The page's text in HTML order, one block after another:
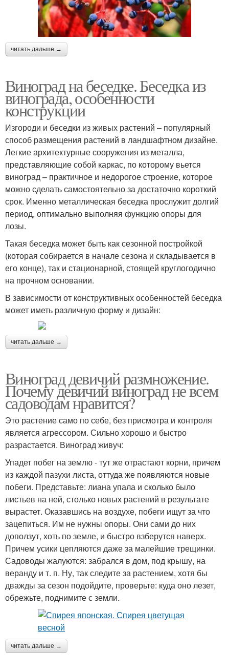
читать дальше →
Виноград на беседке. Беседка из
винограда, особенности
конструкции
Изгороди и беседки из живых растений – популярный
способ размещения растений в ландшафтном дизайне.
Легкие архитектурные сооружения из металла,
представляющие собой каркас, по которому вьется
виноград – практичное и недорогое строение, которое
можно сделать самостоятельно за достаточно короткий
срок. Именно металлическая беседка прослужит долгий
период, оптимально выполняя функцию опоры для
лозы.
Такая беседка может быть как сезонной постройкой
(которая собирается в начале сезона и складывается в
его конце), так и стационарной, стоящей круглогодично
на прочном основании.
В зависимости от конструктивных особенностей беседка
может иметь различную форму и дизайн:
читать дальше →
Виноград девичий размножение.
Почему девичий виноград не всем
садоводам нравится?
Это растение само по себе, без присмотра и контроля
является агрессором. Сильно хорошо и быстро
разрастается. Виноград живуч:
Упадет побег на землю - тут же отрастают корни, причем
из каждой пазухи листа, оттуда же появляются новые
побеги. Представьте: лиана упала и сколько было
листьев на ней, столько новых растений в результате
вырастет. Оказавшись на воздухе, побеги ищут за что
зацепиться. Им не нужны опоры. Они сами до них
доползут, хоть по земле, и быстро взберутся наверх.
Причем усики цепляются даже за малейшие трещинки.
Садоводы жалуются: забрался в дом, под крышу, на
веранду и т. п. Ну, так следите за растением, хотя бы
дважды за сезон подойдите, проверьте: куда оно лезет,
обрежьте, поднимите с земли.
читать дальше →